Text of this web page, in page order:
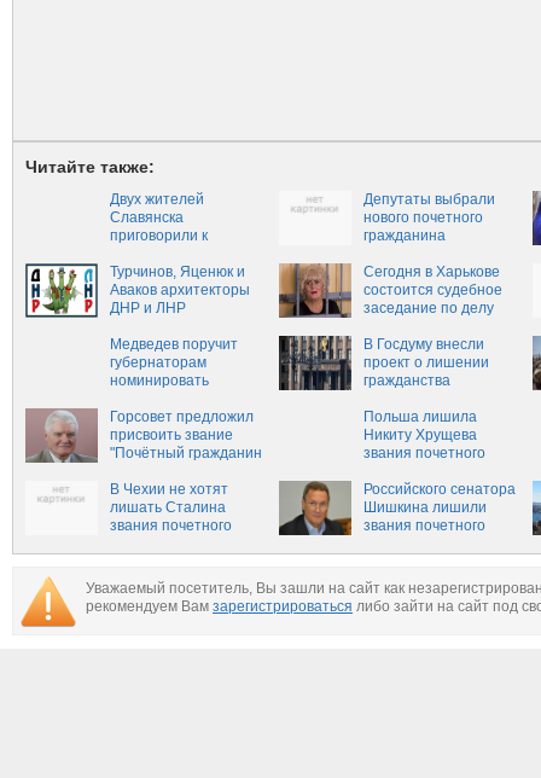
Читайте также:
Двух жителей
Славянска
приговорили к
агитацию в соцсети —
Новороссия
Депутаты выбрали
нового почетного
гражданина
Турчинов, Яценюк и
Аваков архитекторы
ДНР и ЛНР
Сегодня в Харькове
состоится судебное
заседание по делу
Славянска Нелли
Штепы
Медведев поручит
губернаторам
номинировать
звания
В Госдуму внесли
проект о лишении
гражданства
терроризм
Горсовет предложил
присвоить звание
"Почётный гражданин
Егорову
Польша лишила
Никиту Хрущева
звания почетного
В Чехии не хотят
лишать Сталина
звания почетного
Российского сенатора
Шишкина лишили
звания почетного
Уважаемый посетитель, Вы зашли на сайт как
рекомендуем Вам зарегистрироваться либо зайти на сайт под